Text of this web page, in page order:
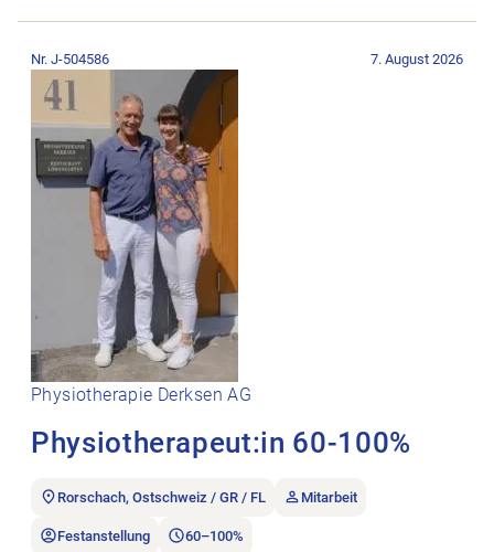
Physiotherapie Derksen AG
Physiotherapeut:in 60-100%
Nr. J-504586 7. August 2026
Rorschach, Ostschweiz / GR / FL Mitarbeit
Festanstellung 60–100%